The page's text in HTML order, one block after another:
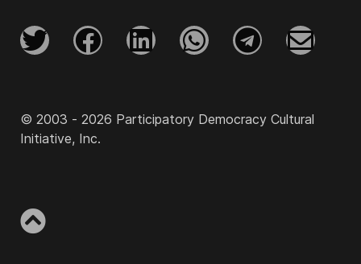
© 2003 - 2026 Participatory Democracy Cultural
Initiative, Inc.